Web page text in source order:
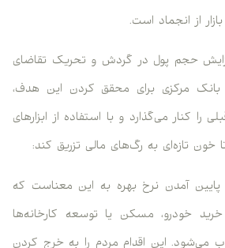
از انجماد است.
حجم پول در گردش و تحریک تقاضای
بانک مرکزی برای محقق کردن این هدف،
را کنار می‌گذارد و با استفاده از ابزارهای
تازه‌ای به رگ‌های مالی تزریق کند:
پایین آمدن نرخ بهره به این معناست که
خرید خودرو، مسکن یا توسعه کارخانه‌ها
می‌شود. این اقدام مردم را به خرج کردن